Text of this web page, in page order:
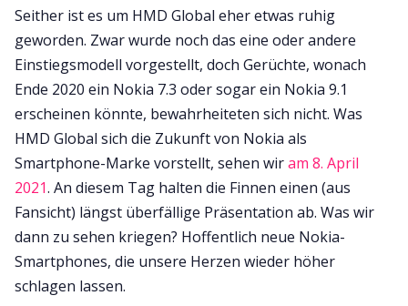
Seither ist es um HMD Global eher etwas ruhig
geworden. Zwar wurde noch das eine oder andere
Einstiegsmodell vorgestellt, doch Gerüchte, wonach
Ende 2020 ein Nokia 7.3 oder sogar ein Nokia 9.1
erscheinen könnte, bewahrheiteten sich nicht. Was
HMD Global sich die Zukunft von Nokia als
Smartphone-Marke vorstellt, sehen wiram 8. April
2021. An diesem Tag halten die Finnen einen (aus
Fansicht) längst überfällige Präsentation ab. Was wir
dann zu sehen kriegen? Hoffentlich neue Nokia-
Smartphones, die unsere Herzen wieder höher
schlagen lassen.